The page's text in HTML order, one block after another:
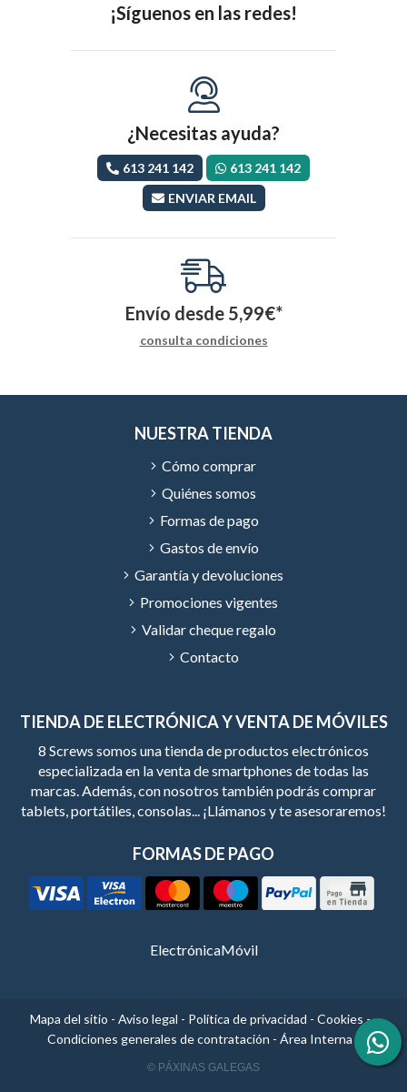
¡Síguenos en las redes!
¿Necesitas ayuda?
613 241 142
613 241 142
ENVIAR EMAIL
Envío desde 5,99€*
consulta condiciones
TIENDA DE ELECTRÓNICA Y VENTA DE MÓVILES
8 Screws somos una tienda de productos electrónicos
especializada en la venta de smartphones de todas las
marcas. Además, con nosotros también podrás comprar
tablets, portátiles, consolas... ¡Llámanos y te asesoraremos!
FORMAS DE PAGO
NUESTRA TIENDA
Cómo comprar
Quiénes somos
Formas de pago
Gastos de envío
Garantía y devoluciones
Promociones vigentes
Validar cheque regalo
Contacto
ElectrónicaMóvil
Mapa del sitio - Aviso legal - Política de privacidad - Cookies-
Condiciones generales de contratación - Área Interna
© PÁXINAS GALEGAS